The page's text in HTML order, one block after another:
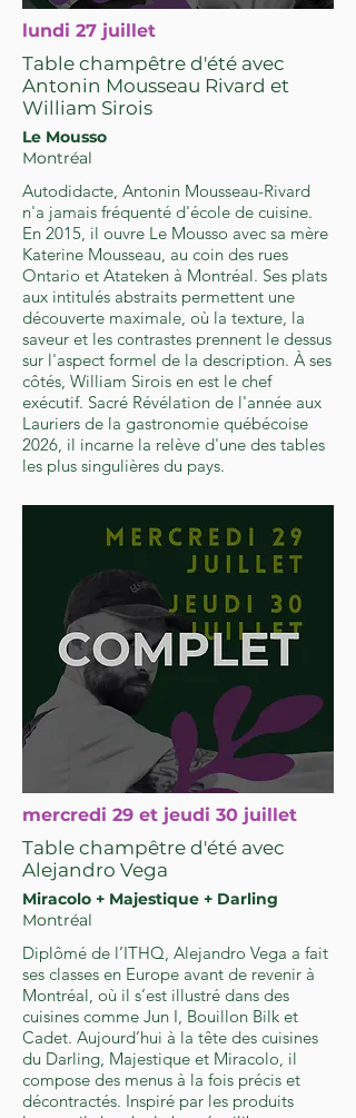
lundi 27 juillet
Table champêtre d'été avec
Antonin Mousseau Rivard et
William Sirois
Le Mousso
Montréal
Autodidacte, Antonin Mousseau-Rivard
n'a jamais fréquenté d'école de cuisine.
En 2015, il ouvre Le Mousso avec sa mère
Katerine Mousseau, au coin des rues
Ontario et Atateken à Montréal. Ses plats
aux intitulés abstraits permettent une
découverte maximale, où la texture, la
saveur et les contrastes prennent le dessus
sur l'aspect formel de la description. À ses
côtés, William Sirois en est le chef
exécutif. Sacré Révélation de l'année aux
Lauriers de la gastronomie québécoise
2026, il incarne la relève d'une des tables
les plus singulières du pays.
mercredi 29 et jeudi 30 juillet
Table champêtre d'été avec
Alejandro Vega
Miracolo + Majestique + Darling
Montréal
Diplômé de l’ITHQ, Alejandro Vega a fait
ses classes en Europe avant de revenir à
Montréal, où il s’est illustré dans des
cuisines comme Jun I, Bouillon Bilk et
Cadet. Aujourd’hui à la tête des cuisines
du Darling, Majestique et Miracolo, il
compose des menus à la fois précis et
décontractés. Inspiré par les produits